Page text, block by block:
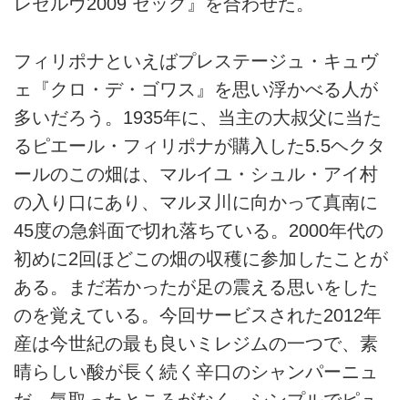
レゼルヴ2009 セック』を合わせた。
フィリポナといえばプレステージュ・キュヴ
ェ『クロ・デ・ゴワス』を思い浮かべる人が
多いだろう。1935年に、当主の大叔父に当た
るピエール・フィリポナが購入した5.5ヘクタ
ールのこの畑は、マルイユ・シュル・アイ村
の入り口にあり、マルヌ川に向かって真南に
45度の急斜面で切れ落ちている。2000年代の
初めに2回ほどこの畑の収穫に参加したことが
ある。まだ若かったが足の震える思いをした
のを覚えている。今回サービスされた2012年
産は今世紀の最も良いミレジムの一つで、素
晴らしい酸が長く続く辛口のシャンパーニュ